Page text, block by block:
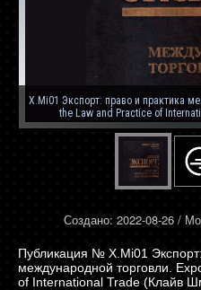
X.Mi01 Экспорт: право и практика
the Law and Practice of
Создано: 2022-08-26 /
X.Mi01
международной торговли.
of International Trade (Клайв